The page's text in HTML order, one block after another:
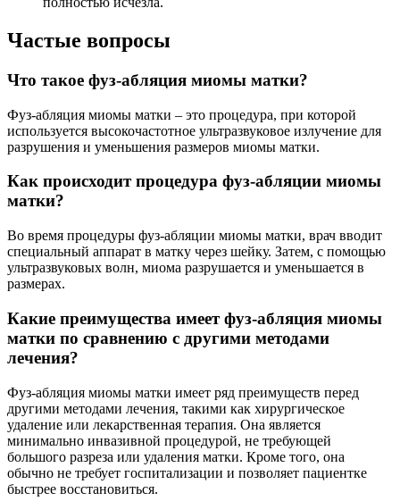
Частые вопросы
Что такое фуз-абляция миомы матки?
Фуз-абляция миомы матки – это процедура, при которой
используется высокочастотное ультразвуковое излучение для
разрушения и уменьшения размеров миомы матки.
Как происходит процедура фуз-абляции миомы
матки?
Во время процедуры фуз-абляции миомы матки, врач вводит
специальный аппарат в матку через шейку. Затем, с помощью
ультразвуковых волн, миома разрушается и уменьшается в
размерах.
Какие преимущества имеет фуз-абляция миомы
матки по сравнению с другими методами
лечения?
Фуз-абляция миомы матки имеет ряд преимуществ перед
другими методами лечения, такими как хирургическое
удаление или лекарственная терапия. Она является
минимально инвазивной процедурой, не требующей
большого разреза или удаления матки. Кроме того, она
обычно не требует госпитализации и позволяет пациентке
быстрее восстановиться.